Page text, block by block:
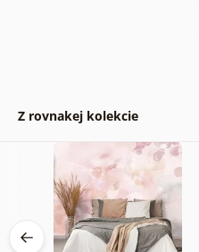
Z rovnakej kolekcie